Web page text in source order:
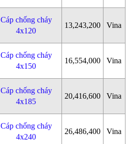
Cáp chống cháy
4x120
13,243,200 Vina
Cáp chống cháy
4x150
16,554,000 Vina
Cáp chống cháy
4x185
20,416,600 Vina
Cáp chống cháy
4x240
26,486,400 Vina